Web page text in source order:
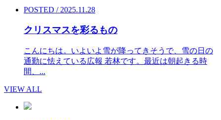
POSTED / 2025.11.28
クリスマスを彩るもの
こんにちは。いよいよ雪が降ってきそうで、雪の日の
通勤に怯えている広報 若林です。最近は朝起きる時
間、...
VIEW ALL